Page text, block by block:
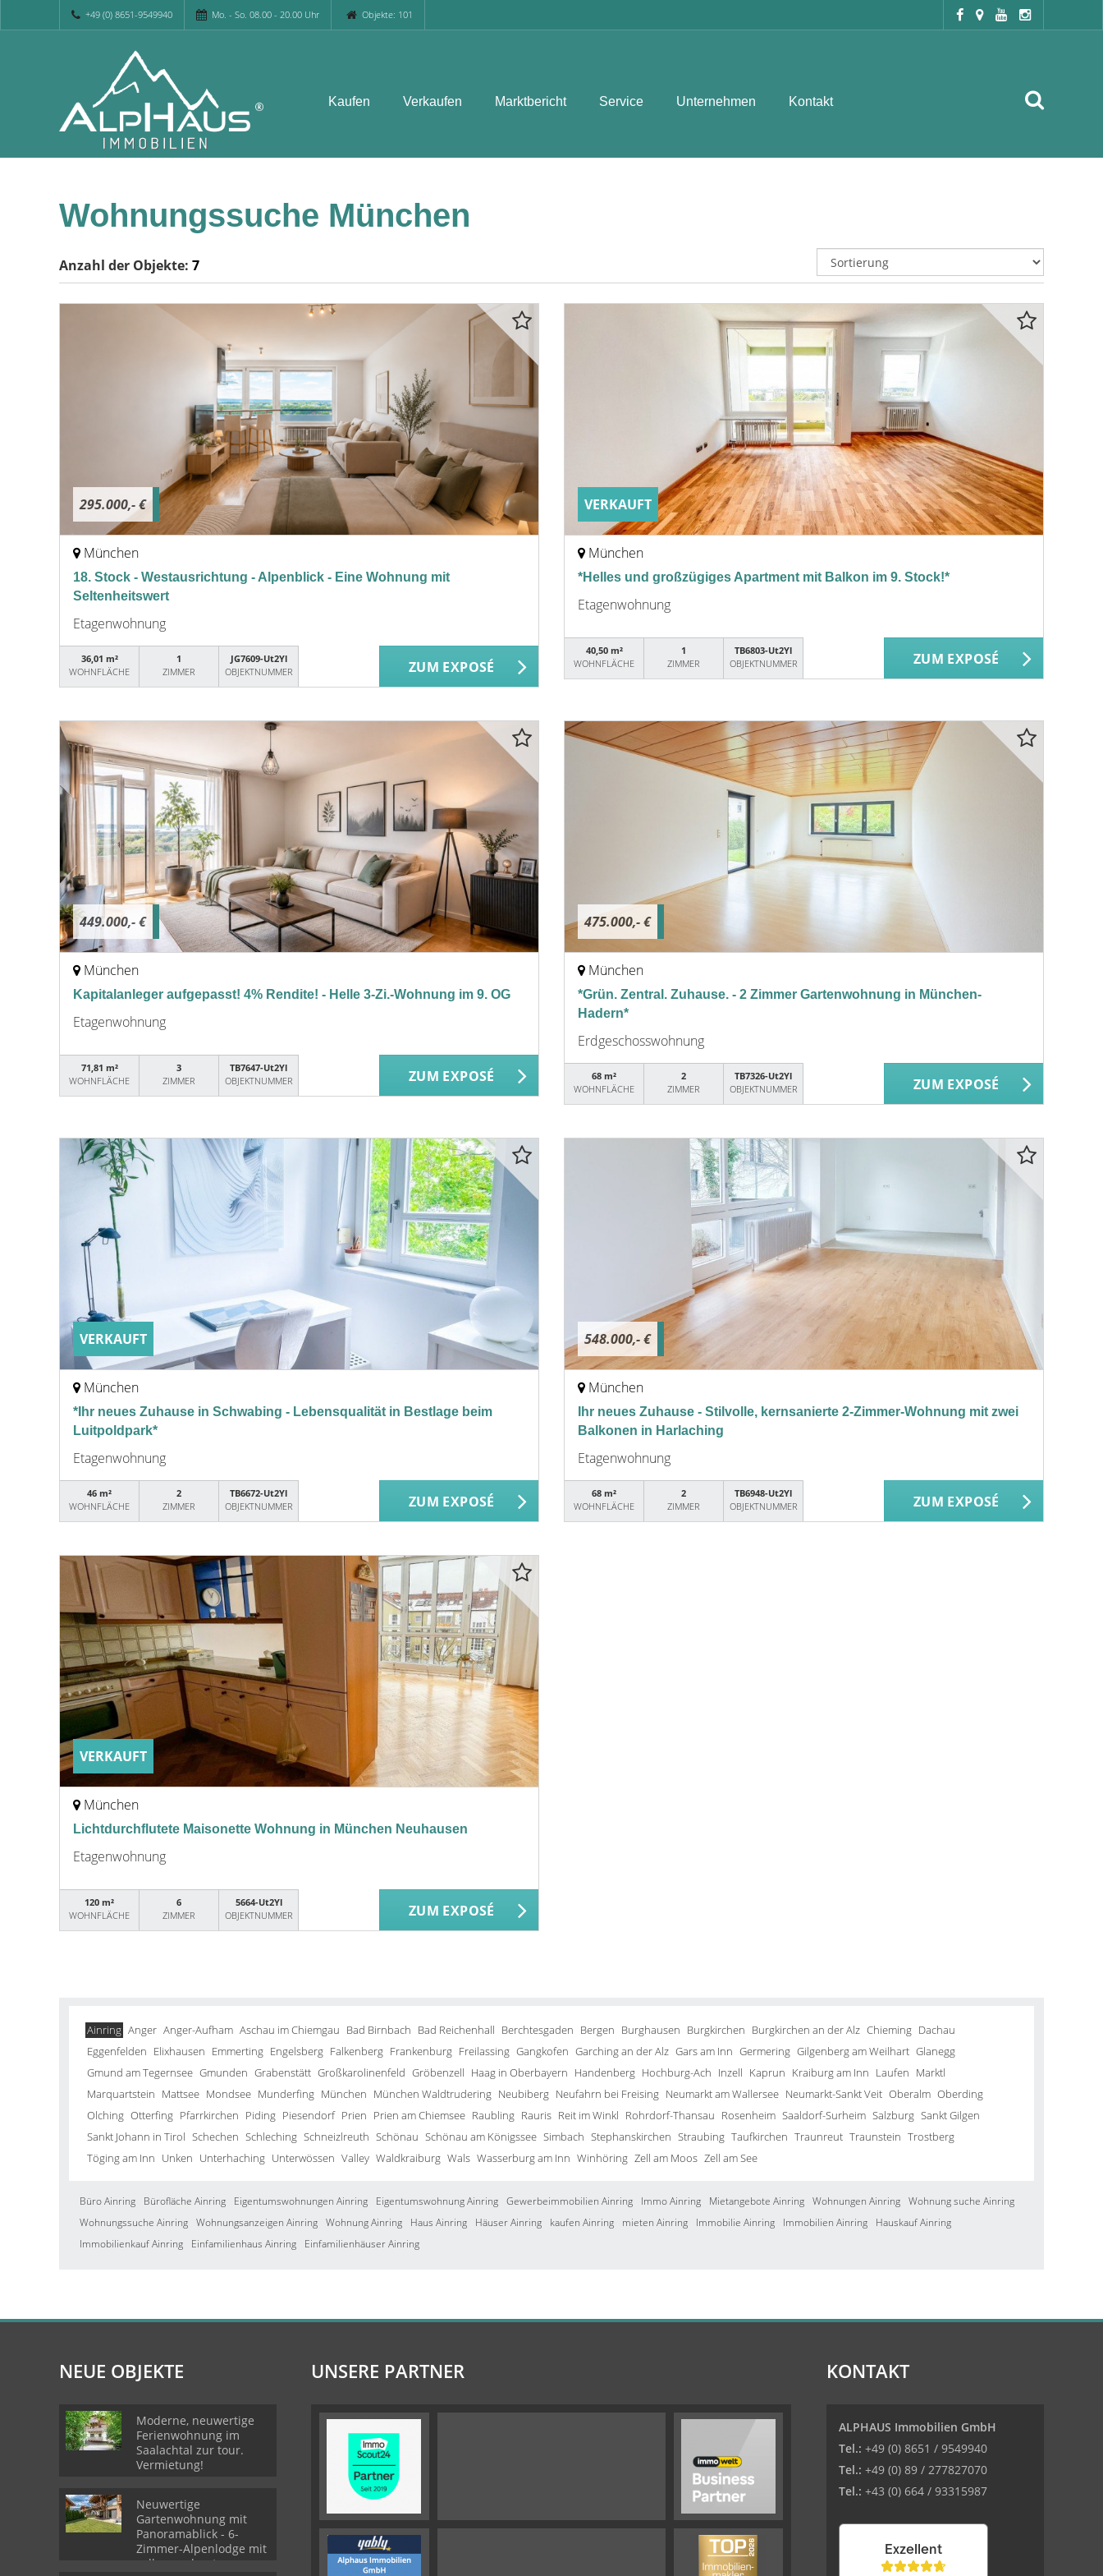
+49 (0) 8651-9549940 Mo. - So. 08.00 - 20.00 Uhr Objekte: 101
Kaufen Verkaufen Marktbericht Service Unternehmen Kontakt
Wohnungssuche München
Anzahl der Objekte: 7
295.000,- €
München
18. Stock - Westausrichtung - Alpenblick - Eine Wohnung mit
Seltenheitswert
Etagenwohnung
36,01 m²
WOHNFLÄCHE
1
ZIMMER
JG7609-Ut2Yl
OBJEKTNUMMER
ZUM EXPOSÉ
VERKAUFT
München
*Helles und großzügiges Apartment mit Balkon im 9. Stock!*
Etagenwohnung
40,50 m²
WOHNFLÄCHE
1
ZIMMER
TB6803-Ut2Yl
OBJEKTNUMMER
ZUM EXPOSÉ
449.000,- €
München
Kapitalanleger aufgepasst! 4% Rendite! - Helle 3-Zi.-Wohnung im 9. OG
Etagenwohnung
71,81 m²
WOHNFLÄCHE
3
ZIMMER
TB7647-Ut2Yl
OBJEKTNUMMER
ZUM EXPOSÉ
475.000,- €
München
*Grün. Zentral. Zuhause. - 2 Zimmer Gartenwohnung in München-
Hadern*
Erdgeschosswohnung
68 m²
WOHNFLÄCHE
2
ZIMMER
TB7326-Ut2Yl
OBJEKTNUMMER
ZUM EXPOSÉ
VERKAUFT
München
*Ihr neues Zuhause in Schwabing - Lebensqualität in Bestlage beim
Luitpoldpark*
Etagenwohnung
46 m²
WOHNFLÄCHE
2
ZIMMER
TB6672-Ut2Yl
OBJEKTNUMMER
ZUM EXPOSÉ
548.000,- €
München
Ihr neues Zuhause - Stilvolle, kernsanierte 2-Zimmer-Wohnung mit zwei
Balkonen in Harlaching
Etagenwohnung
68 m²
WOHNFLÄCHE
2
ZIMMER
TB6948-Ut2Yl
OBJEKTNUMMER
ZUM EXPOSÉ
VERKAUFT
München
Lichtdurchflutete Maisonette Wohnung in München Neuhausen
Etagenwohnung
120 m²
WOHNFLÄCHE
6
ZIMMER
5664-Ut2Yl
OBJEKTNUMMER
ZUM EXPOSÉ
Ainring Anger Anger-Aufham Aschau im Chiemgau Bad Birnbach Bad Reichenhall Berchtesgaden Bergen Burghausen Burgkirchen Burgkirchen an der Alz Chieming Dachau
Eggenfelden Elixhausen Emmerting Engelsberg Falkenberg Frankenburg Freilassing Gangkofen Garching an der Alz Gars am Inn Germering Gilgenberg am Weilhart Glanegg
Gmund am Tegernsee Gmunden Grabenstätt Großkarolinenfeld Gröbenzell Haag in Oberbayern Handenberg Hochburg-Ach Inzell Kaprun Kraiburg am Inn Laufen Marktl
Marquartstein Mattsee Mondsee Munderfing München München Waldtrudering Neubiberg Neufahrn bei Freising Neumarkt am Wallersee Neumarkt-Sankt Veit Oberalm Oberding
Olching Otterfing Pfarrkirchen Piding Piesendorf Prien Prien am Chiemsee Raubling Rauris Reit im Winkl Rohrdorf-Thansau Rosenheim Saaldorf-Surheim Salzburg Sankt Gilgen
Sankt Johann in Tirol Schechen Schleching Schneizlreuth Schönau Schönau am Königssee Simbach Stephanskirchen Straubing Taufkirchen Traunreut Traunstein Trostberg
Töging am Inn Unken Unterhaching Unterwössen Valley Waldkraiburg Wals Wasserburg am Inn Winhöring Zell am Moos Zell am See
Büro Ainring Bürofläche Ainring Eigentumswohnungen Ainring Eigentumswohnung Ainring Gewerbeimmobilien Ainring Immo Ainring Mietangebote Ainring Wohnungen Ainring Wohnung suche Ainring
Wohnungssuche Ainring Wohnungsanzeigen Ainring Wohnung Ainring Haus Ainring Häuser Ainring kaufen Ainring mieten Ainring Immobilie Ainring Immobilien Ainring
Hauskauf Ainring
Immobilienkauf Ainring
Einfamilienhaus Ainring Einfamilienhäuser Ainring
NEUE OBJEKTE
Moderne, neuwertige
Ferienwohnung im
Saalachtal zur tour.
Vermietung!
Neuwertige
Gartenwohnung mit
Panoramablick - 6-
Zimmer-Alpenlodge mit
voll ausgebautes
UNSERE PARTNER KONTAKT
ALPHAUS Immobilien GmbH
Tel.: +49 (0) 8651 / 9549940
Tel.: +49 (0) 89 / 277827070
Tel.: +43 (0) 664 / 93315987